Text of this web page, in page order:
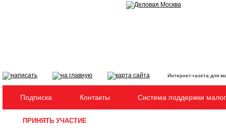
Интернет-газета для
Подписка Контакты Система поддержки
ПРИНЯТЬ УЧАСТИЕ